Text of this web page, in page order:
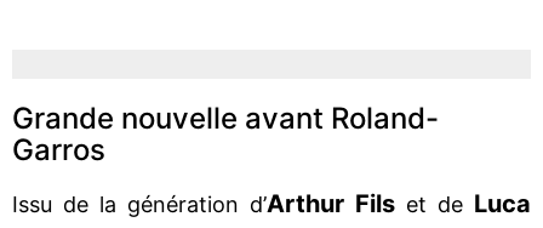
Grande nouvelle avant Roland-
Garros
Issu de la génération d’Arthur Fils et de Luca